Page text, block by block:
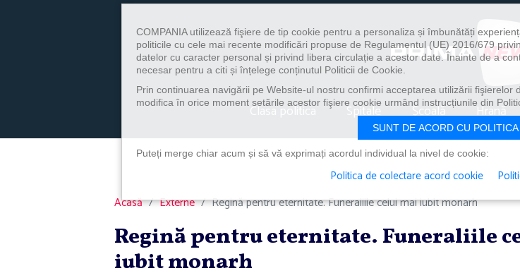
Clasa politica Spitale Școală Hrană
Acasă Externe Regină pentru eternitate. Funeraliile celui mai iubit monarh
Regină pentru eternitate. Funeraliile
iubit monarh
COMPANIA utilizează fişiere de tip cookie pentru a personaliza și îmbunătăți
politicile cu cele mai recente modificări propuse de Regulamentul (UE) 2016/679
datelor cu caracter personal și privind libera circulație a acestor date. Înainte de a
necesar pentru a citi și înțelege conținutul Politicii de Cookie.
Prin continuarea navigării pe Website-ul nostru confirmi acceptarea utilizării
modifica în orice moment setările acestor fişiere cookie urmând instrucțiunile din
SUNT DE ACORD CU
Puteți merge chiar acum și să vă exprimați acordul individual la nivel de cookie:
Politica de colectare acord cookie